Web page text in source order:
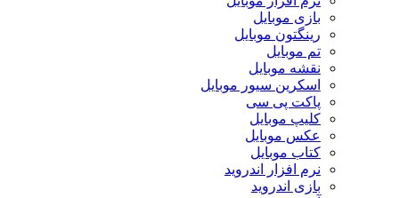
بازی موبایل
رینگتون موبایل
تم موبایل
نقشه موبایل
اسکرین سیور موبایل
پاکت پی سی
کلیپ موبایل
عکس موبایل
کتاب موبایل
نرم افزار اندروید
بازی اندروید